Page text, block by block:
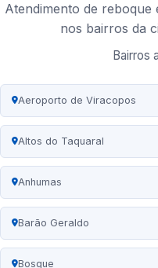
Atendimento de
nos bairros da
Bairros
Aeroporto de Viracopos
Altos do Taquaral
Anhumas
Barão Geraldo
Bosque